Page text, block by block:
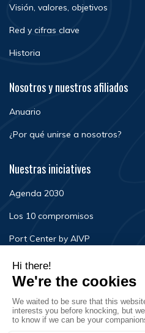
Visión, valores, objetivos
Red y cifras clave
Historia
Nosotros y nuestros afiliados
Anuario
¿Por qué unirse a nosotros?
Nuestras iniciatives
Agenda 2030
Los 10 compromisos
Port Center by AIVP
Noticias
Eventos
FAQ